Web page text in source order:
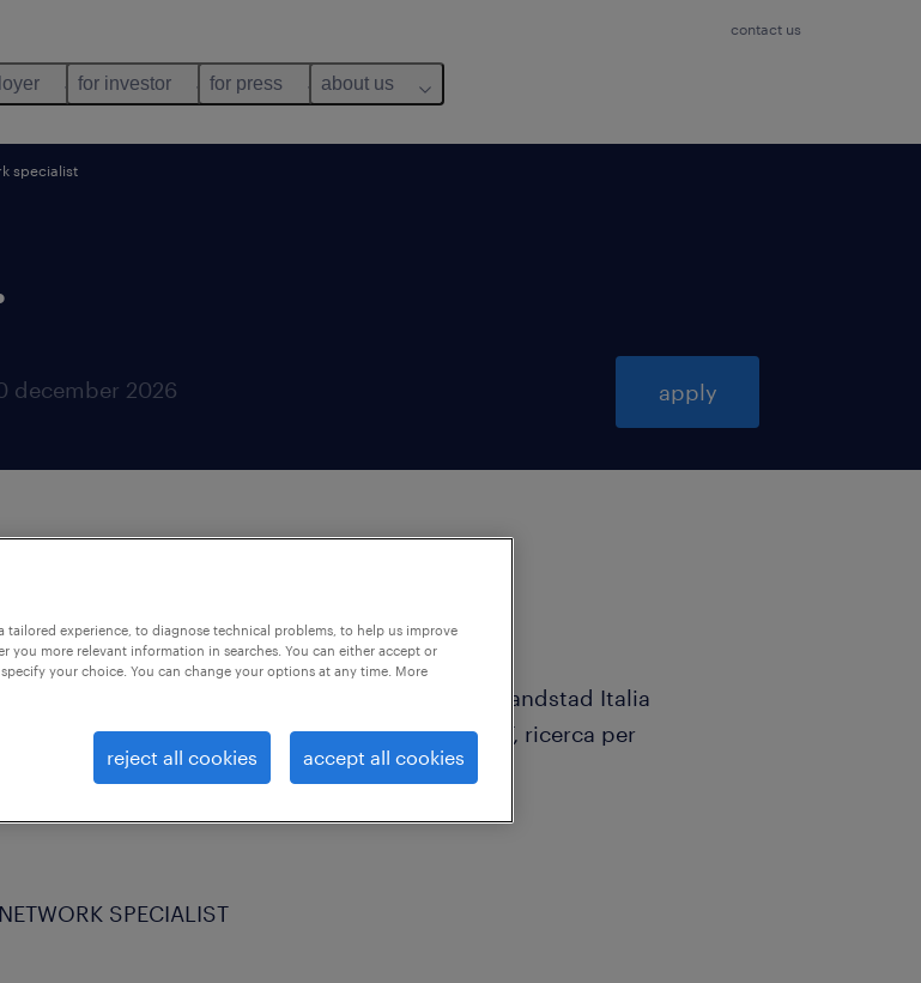
contact us
for investor for press about us
specialist
december 2026 apply
Randstad Digital Talent Services, la divisione di Randstad Italia
specializzata nella ricerca e selezione di profili ICT, ricerca per
importante azienda cliente un/a:
NETWORK SPECIALIST
tailored experience, to diagnose technical problems, to help us improve
you more relevant information in searches. You can either accept or
your choice. You can change your options at any time. More
reject all cookies accept all cookies